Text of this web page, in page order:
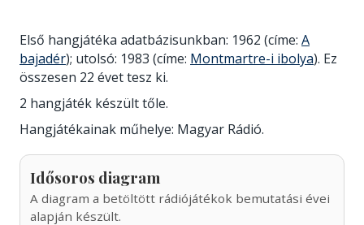
Első hangjátéka adatbázisunkban: 1962 (címe: A
bajadér); utolsó: 1983 (címe: Montmartre-i ibolya). Ez
összesen 22 évet tesz ki.
2 hangjáték készült tőle.
Hangjátékainak műhelye: Magyar Rádió.
Idősoros diagram
A diagram a betöltött rádiójátékok bemutatási évei
alapján készült.